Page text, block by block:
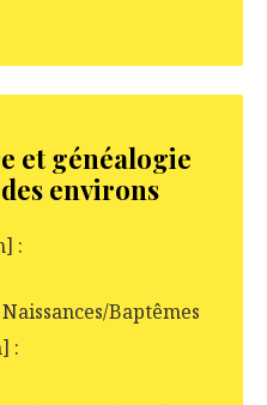
et généalogie
environs
:
Baptêmes
: